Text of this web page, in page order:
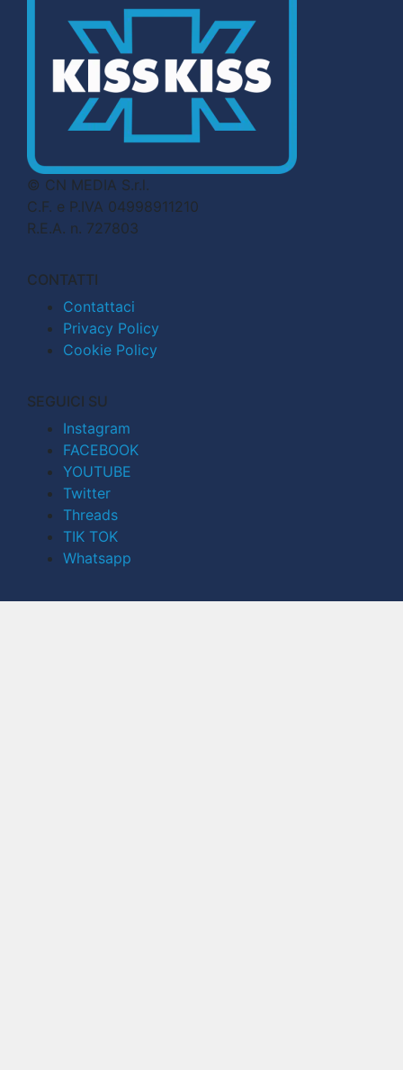
© CN MEDIA S.r.l.
C.F. e P.IVA 04998911210
R.E.A. n. 727803
CONTATTI
Contattaci
Privacy Policy
Cookie Policy
SEGUICI SU
Instagram
FACEBOOK
YOUTUBE
Twitter
Threads
TIK TOK
Whatsapp